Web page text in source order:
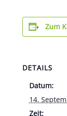
Zum
DETAILS
Datum:
14.
Zeit: